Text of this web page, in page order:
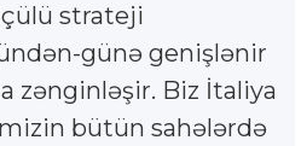
strateji
günə genişlənir
zənginləşir. Biz İtaliya
bütün sahələrdə